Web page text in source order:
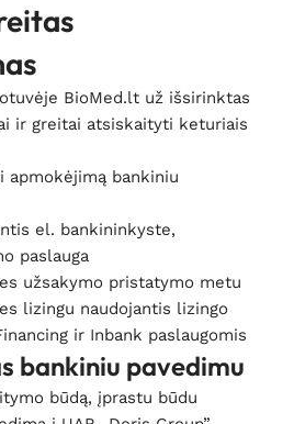
BioMed.lt už išsirinktas
ir greitai atsiskaityti keturiais
apmokėjimą bankiniu
el. bankininkyste,
paslauga
užsakymo pristatymo metu
lizingu naudojantis lizingo
ir Inbank paslaugomis
bankiniu pavedimu
būdą, įprastu būdu